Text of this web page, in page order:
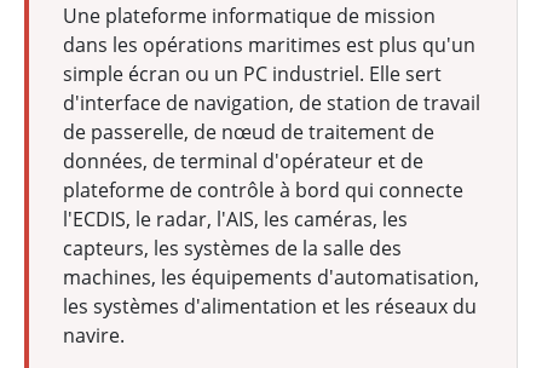
Une plateforme informatique de mission
dans les opérations maritimes est plus qu'un
simple écran ou un PC industriel. Elle sert
d'interface de navigation, de station de travail
de passerelle, de nœud de traitement de
données, de terminal d'opérateur et de
plateforme de contrôle à bord qui connecte
l'ECDIS, le radar, l'AIS, les caméras, les
capteurs, les systèmes de la salle des
machines, les équipements d'automatisation,
les systèmes d'alimentation et les réseaux du
navire.